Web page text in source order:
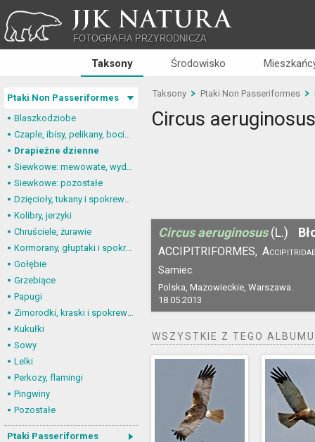
JJK NATURA
FOTOGRAFIA PRZYRODNICZA
Taksony Środowisko
Ptaki Non Passeriformes
Blaszkodziobe
Czaple, ibisy, pelikany, bociany
Drapieżne dzienne
Siewkowe: mewowate, wydrzyki, żwirowce
Siewkowe: pozostałe
Dzięcioły, tukany i spokrewnione
Kolibry, jerzyki
Chruściele, żurawie
Kormorany, głuptaki i spokrewnione
Gołębie
Grzebiące
Papugi
Zimorodki, kraski i spokrewnione
Kukułki
Sowy
Lelki
Perkozy, flamingi
Pingwiny
Pozostałe
Ptaki Passeriformes
Taksony Ptaki Non Passeriformes
Circus aeruginosus
Circus aeruginosus (L.)
ACCIPITRIFORMES, Accipitridae
Samiec.
Polska, Mazowieckie, Warszawa.
18.05.2013
WSZYSTKIE Z TEGO ALBUMU